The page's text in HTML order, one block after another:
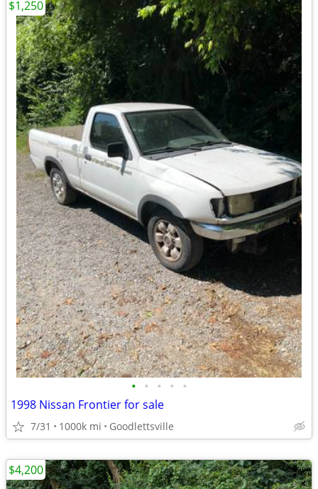
• • • • •
1998 Nissan Frontier for sale
7/31 1000k mi Goodlettsville
$1,250
$4,200